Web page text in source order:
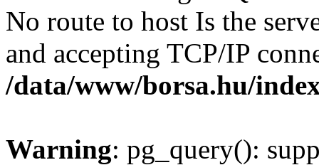
No route to host Is the
and accepting TCP/IP
/data/www/borsa.hu/
Warning: pg_query():